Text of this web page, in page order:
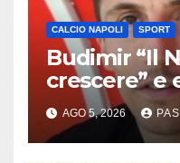
CALCIO NAPOLI SPORT
Budimir “Il
crescere” e
AGO 5, 2026